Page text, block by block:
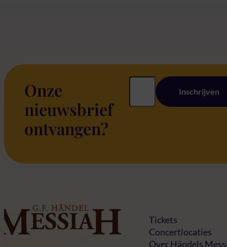
Onze
nieuwsbrief
ontvangen?
Inschrijven
Home
Tickets
Concertlocaties
Over Händels